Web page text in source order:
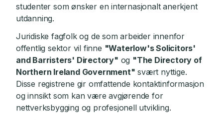
studenter som ønsker en internasjonalt anerkjent
utdanning.
Juridiske fagfolk og de som arbeider innenfor
offentlig sektor vil finne "Waterlow's Solicitors'
and Barristers' Directory" og "The Directory of
Northern Ireland Government" svært nyttige.
Disse registrene gir omfattende kontaktinformasjon
og innsikt som kan være avgjørende for
nettverksbygging og profesjonell utvikling.